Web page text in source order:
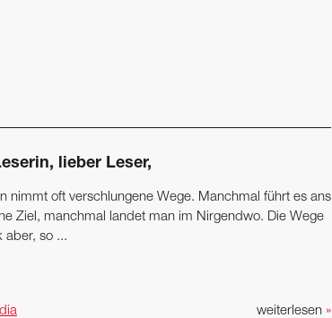
lieber Leser,
nimmt oft verschlungene Wege. Manchmal führt es ans
Ziel, manchmal landet man im Nirgendwo. Die Wege
aber, so ...
weiterlesen »